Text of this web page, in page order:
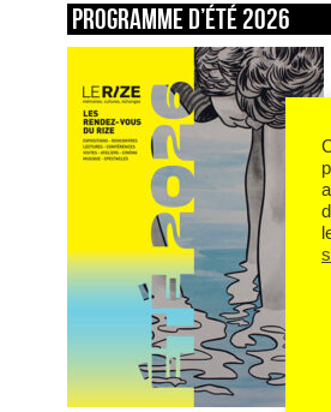
Programme d’été 2026